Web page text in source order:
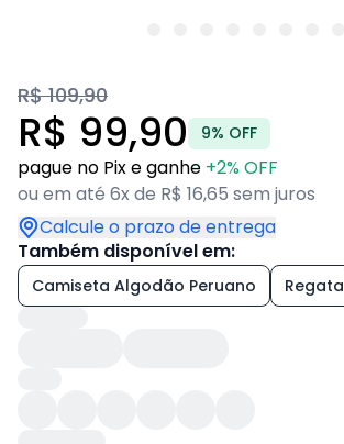
R$ 109,90
R$ 99,90 9% OFF
pague no Pix e ganhe +2% OFF
ou em até 6x de R$ 16,65 sem juros
Calcule o prazo de entrega
Também disponível em:
Camiseta Algodão Peruano Regata